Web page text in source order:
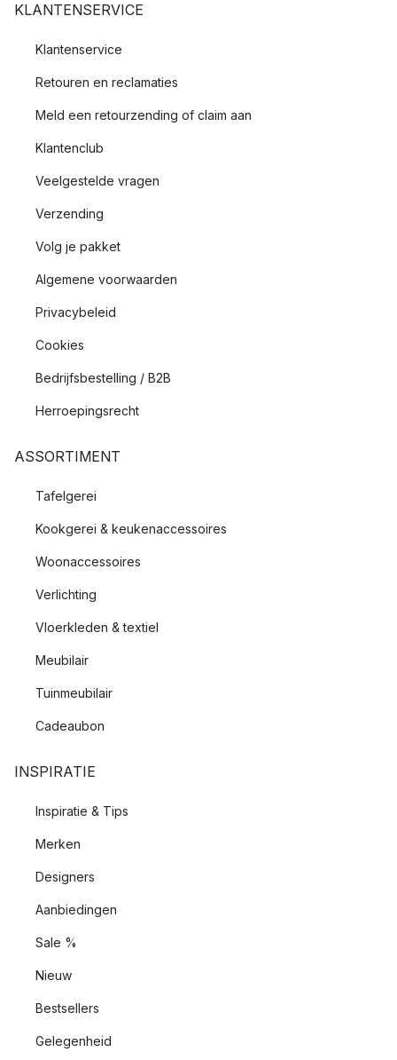
KLANTENSERVICE
Klantenservice
Retouren en reclamaties
Meld een retourzending of claim aan
Klantenclub
Veelgestelde vragen
Verzending
Volg je pakket
Algemene voorwaarden
Privacybeleid
Cookies
Bedrijfsbestelling / B2B
Herroepingsrecht
ASSORTIMENT
Tafelgerei
Kookgerei & keukenaccessoires
Woonaccessoires
Verlichting
Vloerkleden & textiel
Meubilair
Tuinmeubilair
Cadeaubon
INSPIRATIE
Inspiratie & Tips
Merken
Designers
Aanbiedingen
Sale %
Nieuw
Bestsellers
Gelegenheid